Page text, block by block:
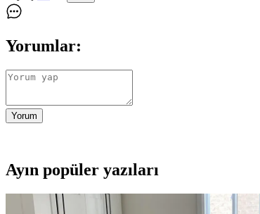
Yorumlar:
Yorum
Ayın popüler yazıları